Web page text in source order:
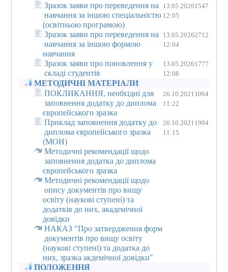
Зразок заяви про переведення на
навчання за іншою спеціальністю
(освітньою програмою)
13.05.2026
12:05
1547
Зразок заяви про переведення на
навчання за іншою формою
навчання
13.05.2026
12:04
2712
Зразок заяви про поновлення у
складі студентів
13.05.2026
12:08
1777
МЕТОДИЧНІ МАТЕРІАЛИ
ПОКЛИКАННЯ, необхідні для
заповнення додатку до диплома
європейського зразка
26.10.2021
11:22
1064
Приклад заповнення додатку до
диплома європейського зразка
(МОН)
26.10.2021
11:15
1994
Методичні рекомендації щодо
заповнення додатка до диплома
європейського зразка
Методичні рекомендації щодо
опису документів про вищу
освіту (наукові ступені) та
додатків до них, академічної
довідки
НАКАЗ "Про затвердження форм
документів про вищу освіту
(наукові ступені) та додатка до
них, зразка акдемічної довідки"
ПОЛОЖЕННЯ